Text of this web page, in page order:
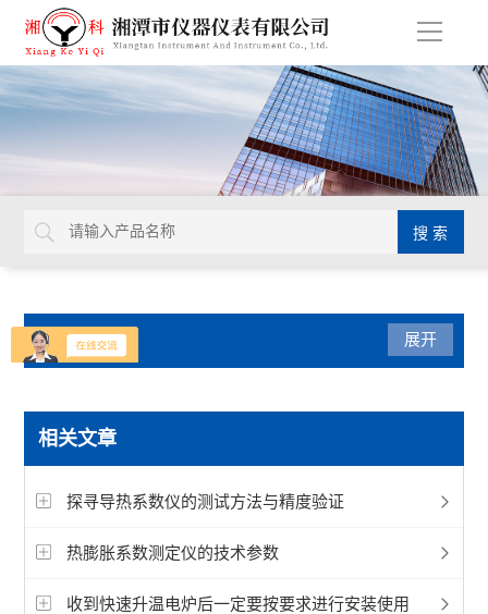
导
产品分类
多元素快速分析仪
有色金属元素分析仪
查看全部 >>
展开
相关文章
探寻导热系数仪的测试方法与精度验证
热膨胀系数测定仪的技术参数
收到快速升温电炉后一定要按要求进行安装使用